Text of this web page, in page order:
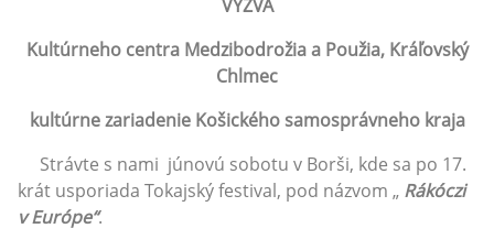
VÝZVA
Kultúrneho centra Medzibodrožia a Použia, Kráľovský
Chlmec
kultúrne zariadenie Košického samosprávneho kraja
Strávte s nami júnovú sobotu v Borši, kde sa po 17.
krát usporiada Tokajský festival, pod názvom „ Rákóczi
v Európe“.